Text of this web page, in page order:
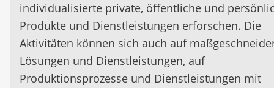
individualisierte private, öffentliche und
Produkte und Dienstleistungen erforschen. Die
Aktivitäten können sich auch auf
Lösungen und Dienstleistungen, auf
Produktionsprozesse und Dienstleistungen mit